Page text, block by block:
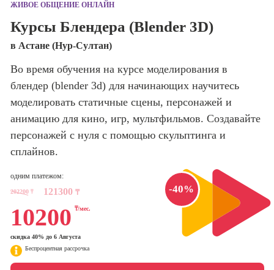
Школа дизайна
программирования
Школа психологии
Школа актерского
мастерства
Школа бизнеса и
управления
Фотошкола
Школа медиа
Специалист по
поисковой
продвижение
сайтов)
Профессия
Интернет-
маркетингу в
социальных
сетях (SMM-
менеджер)
Профессия
ЖИВОЕ ОБЩЕНИЕ ОНЛАЙН
Курсы Блендера (Blender 3D)
в Астане (Нур-Султан)
Во время обучения на курсе моделирования в
блендер (blender 3d) для начинающих научитесь
моделировать статичные сцены, персонажей и
анимацию для кино, игр, мультфильмов. Создавайте
персонажей с нуля с помощью скульптинга и
сплайнов.
-40%
одним платежом:
202200 ₸ 121300 ₸
10200 ₸/мес.
скидка 40% до 6 Августа
Беспроцентная рассрочка